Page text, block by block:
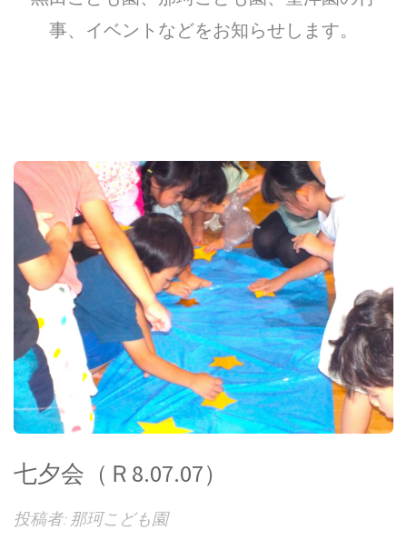
事、イベントなどをお知らせします。
七夕会（Ｒ8.07.07）
投稿者: 那珂こども園